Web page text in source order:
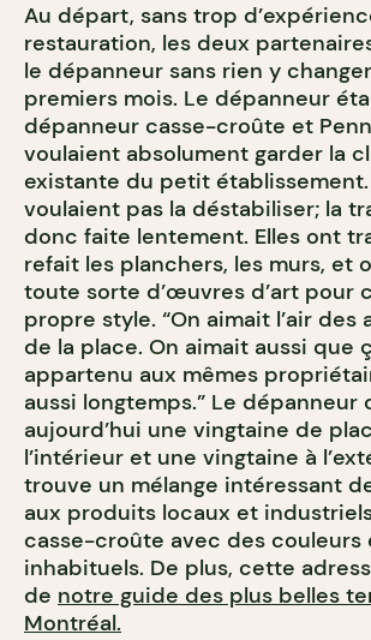
Au départ, sans trop
restauration, les deux
le dépanneur sans rien y
premiers mois. Le dépanneur
dépanneur casse-croûte et
voulaient absolument garder la
existante du petit établissement.
voulaient pas la déstabiliser; la
donc faite lentement. Elles ont
refait les planchers, les murs, et
toute sorte d’œuvres d’art pour
propre style. “On aimait l’air des
de la place. On aimait aussi que
appartenu aux mêmes
aussi longtemps.” Le dépanneur
aujourd’hui une vingtaine de
l’intérieur et une vingtaine à
trouve un mélange intéressant
aux produits locaux et
casse-croûte avec des couleurs
inhabituels. De plus, cette
de notre guide des plus belles
Montréal.